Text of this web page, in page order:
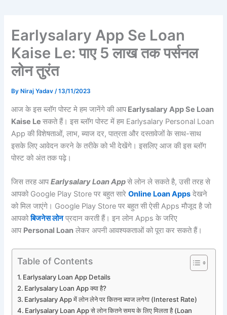
Earlysalary App Se Loan
Kaise Le: पाए 5 लाख तक पर्सनल
लोन तुरंत
By Niraj Yadav/13/11/2023
आज के इस ब्लॉग पोस्ट मे हम जानेंगे की आपEarlysalary App Se Loan
Kaise Leसकते हैं। इस ब्लॉग पोस्ट में हम Earlysalary Personal Loan
App की विशेषताओं, लाभ, ब्याज दर, पात्रता और दस्तावेजों के साथ-साथ
इसके लिए आवेदन करने के तरीके को भी देखेंगे। इसलिए आज की इस ब्लॉग
पोस्ट को अंत तक पढ़े।
जिस तरह आपEarlysalary Loan Appसे लोन ले सकते है, उसी तरह से
आपको Google Play Store पर बहुत सारेOnline Loan Apps देखने
को मिल जाएंगे। Google Play Store पर बहुत सी ऐसी Apps मौजूद है जो
आपकोबिजनेस लोनप्रदान करती हैं। इन लोन Apps के जरिए
आप Personal Loan लेकर अपनी आवश्यकताओं को पूरा कर सकते हैं।
Table of Contents
Earlysalary Loan App Details
Earlysalary Loan App क्या है?
Earlysalary App में लोन लेने पर कितना ब्याज लगेगा (Interest Rate)
Earlysalary Loan App से लोन कितने समय के लिए मिलता है (Loan